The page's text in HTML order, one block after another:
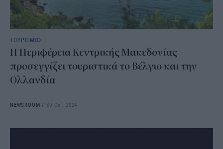
ΤΟΥΡΙΣΜΟΣ
Η Περιφέρεια Κεντρικής Μακεδονίας
προσεγγίζει τουριστικά το Βέλγιο και την
Ολλανδία
NEWSROOM / 30 Οκτ 2024